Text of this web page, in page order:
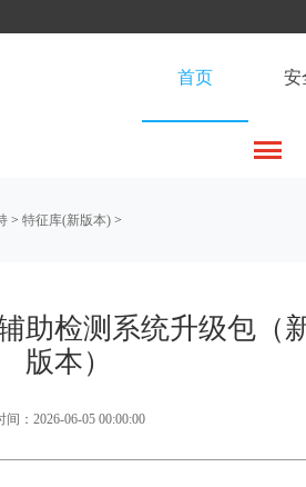
首页 安
> 特征库(新版本) >
助检测系统升级包（
版本）
间：2026-06-05 00:00:00